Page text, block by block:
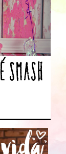
Smash